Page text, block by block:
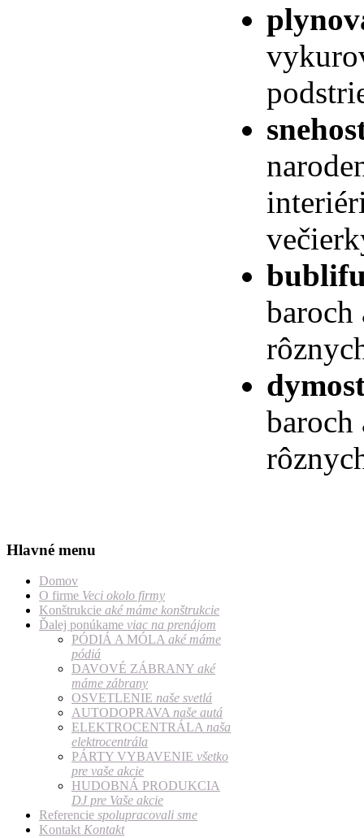
baroch
baroch
Hlavné menu
Domov
O firme Veci okolo firmy
Konštrukcie aké máme konštrukcie
Ďalej ponúkame viac na prenájom
PÓDIÁ A MÓLA aké máme
pódiá
DAVOVÉ ZÁBRANY aké
máme zábrany
OSVETLENIE naše svetlá
AUTODOPRAVA naše autá
ELEKTROCENTRÁLA naša
elektrocentrála
PÁRTY VYBAVENIE všetko
pre vaše akcie
HUDOBNÁ PRODUKCIA
DJ pre Vaše akcie
Referencie spolupracovali sme
Kontakt Kontakt